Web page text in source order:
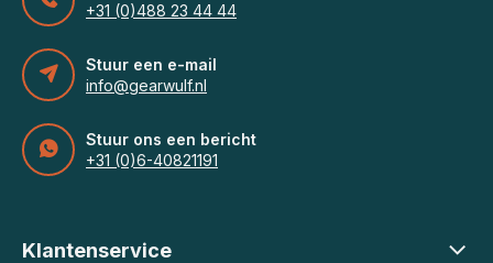
+31 (0)488 23 44 44
Stuur een e-mail
info@gearwulf.nl
Stuur ons een bericht
+31 (0)6-40821191
Klantenservice